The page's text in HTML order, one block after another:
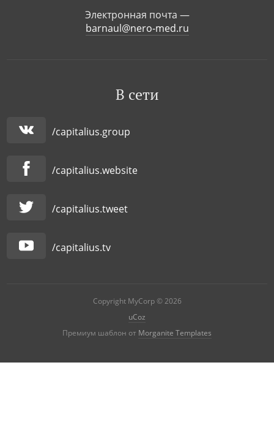
Электронная почта —
barnaul@nero-med.ru
В сети
/capitalius.group
/capitalius.website
/capitalius.tweet
/capitalius.tv
Copyright MyCorp © 2026
uCoz
Премиум шаблон от Morganite Templates